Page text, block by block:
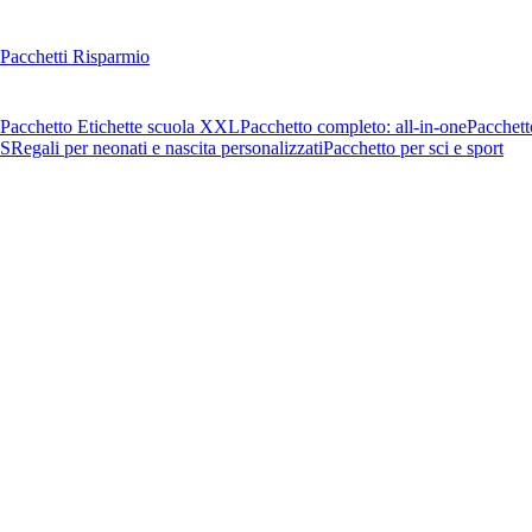
Pacchetti Risparmio
Pacchetto Etichette scuola XXLPacchetto completo: all-in-one
Regali per neonati e nascita personalizzatiPacchetto per sci e sport